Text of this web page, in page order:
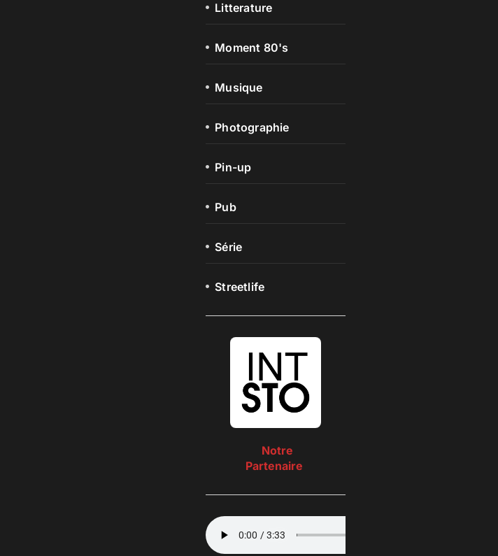
Litterature
Moment 80's
Musique
Photographie
Pin-up
Pub
Série
Streetlife
Notre
Partenaire